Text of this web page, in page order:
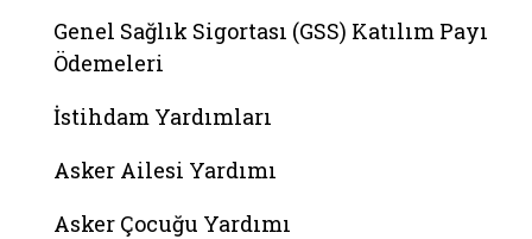
Genel Sağlık Sigortası (GSS) Katılım Payı
Ödemeleri
İstihdam Yardımları
Asker Ailesi Yardımı
Asker Çocuğu Yardımı